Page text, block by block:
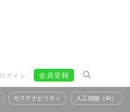
ログイン 会員登録
サステナビリティ 人工知能（AI）